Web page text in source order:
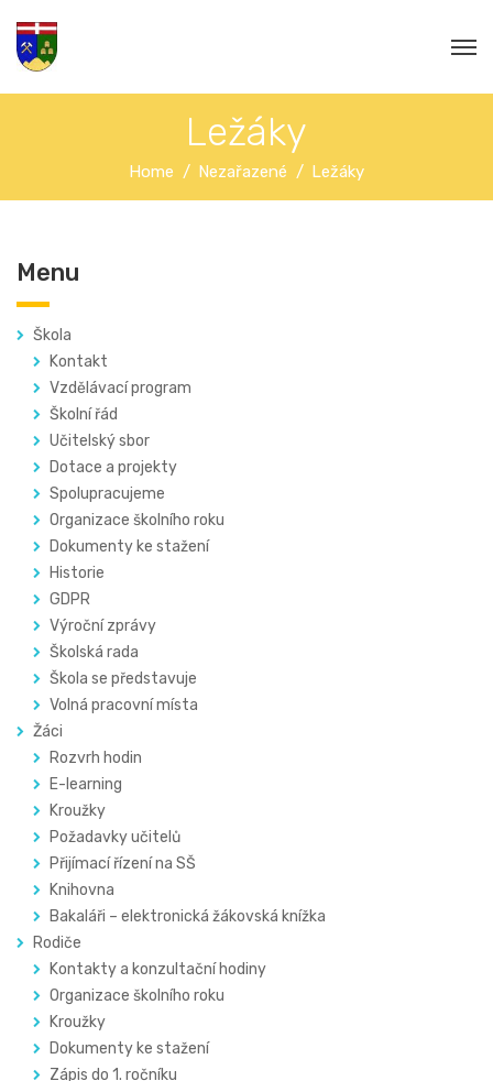
Ležáky
Home Nezařazené Ležáky
Menu
Škola
Kontakt
Vzdělávací program
Školní řád
Učitelský sbor
Dotace a projekty
Spolupracujeme
Organizace školního roku
Dokumenty ke stažení
Historie
GDPR
Výroční zprávy
Školská rada
Škola se představuje
Volná pracovní místa
Žáci
Rozvrh hodin
E-learning
Kroužky
Požadavky učitelů
Přijímací řízení na SŠ
Knihovna
Bakaláři – elektronická žákovská knížka
Rodiče
Kontakty a konzultační hodiny
Organizace školního roku
Kroužky
Dokumenty ke stažení
Zápis do 1. ročníku